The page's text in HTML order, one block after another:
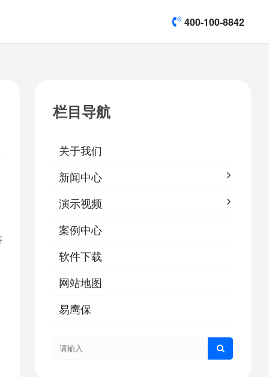
400-100-8842
栏目导航
关于我们
新闻中心
演示视频
案例中心
软件下载
网站地图
易鹰保